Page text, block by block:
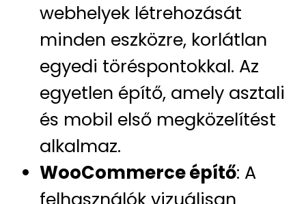
webhelyek létrehozását
minden eszközre, korlátlan
egyedi töréspontokkal. Az
egyetlen építő, amely asztali
és mobil első megközelítést
alkalmaz.
WooCommerce építő: A